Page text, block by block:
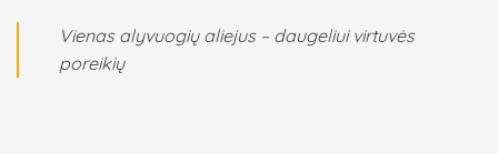
Vienas alyvuogių aliejus – daugeliui virtuvės
poreikių